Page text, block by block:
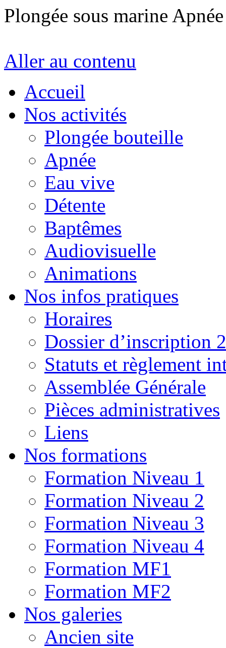
Plongée sous marine
Aller au contenu
Accueil
Nos activités
Plongée bouteille
Apnée
Eau vive
Détente
Baptêmes
Audiovisuelle
Animations
Nos infos pratiques
Horaires
Dossier d’inscription
Statuts et règlement
Assemblée Générale
Pièces administratives
Liens
Nos formations
Formation Niveau 1
Formation Niveau 2
Formation Niveau 3
Formation Niveau 4
Formation MF1
Formation MF2
Nos galeries
Ancien site